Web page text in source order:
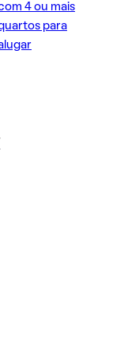
4 ou mais
para